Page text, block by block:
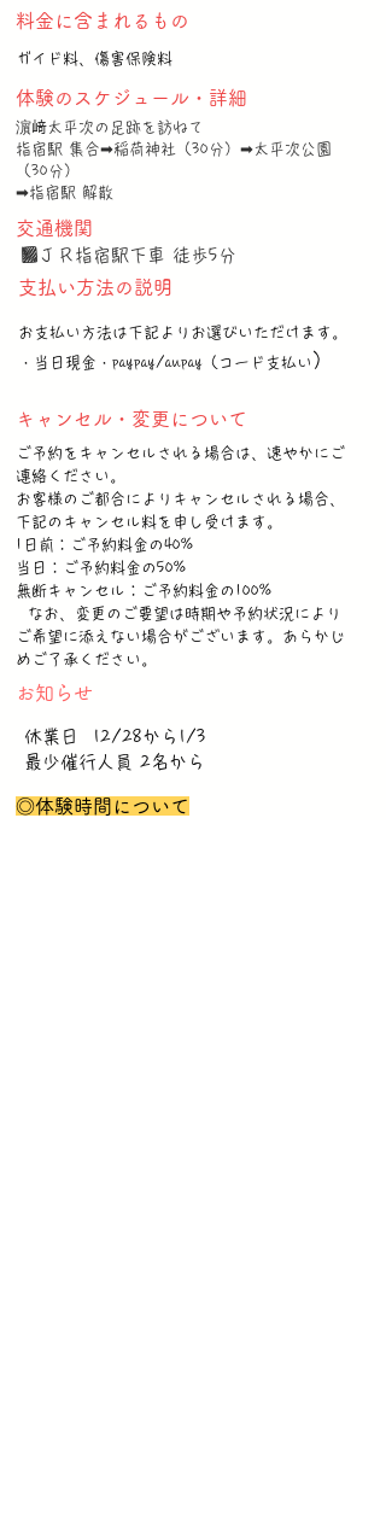
料金に含まれるもの
ガイド料、傷害保険料
体験のスケジュール・詳細
濵﨑太平次の足跡を訪ねて
指宿駅 集合➡稲荷神社（30分）➡太平次公園
（30分）
➡指宿駅 解散
交通機関
■ＪＲ指宿駅下車 徒歩5分
支払い方法の説明
お支払い方法は下記よりお選びいただけます。
・当日現金・paypay/aupay（コード支払い ）
キャンセル・変更について
ご予約をキャンセルされる場合は、速やかにご
連絡ください。
お客様のご都合によりキャンセルされる場合、
下記のキャンセル料を申し受けます。
1日前：ご予約料金の40%
当日：ご予約料金の50%
無断キャンセル：ご予約料金の100%
なお、変更のご要望は時期や予約状況により
ご希望に添えない場合がございます。あらかじ
めご了承ください。
​お知らせ
休業日 12/28から1/3
最少催行人員 2名から
◎体験時間について